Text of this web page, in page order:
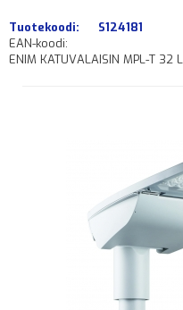
Tuotekoodi:
S124181
EAN-koodi:
ENIM KATUVALAISIN MPL-T